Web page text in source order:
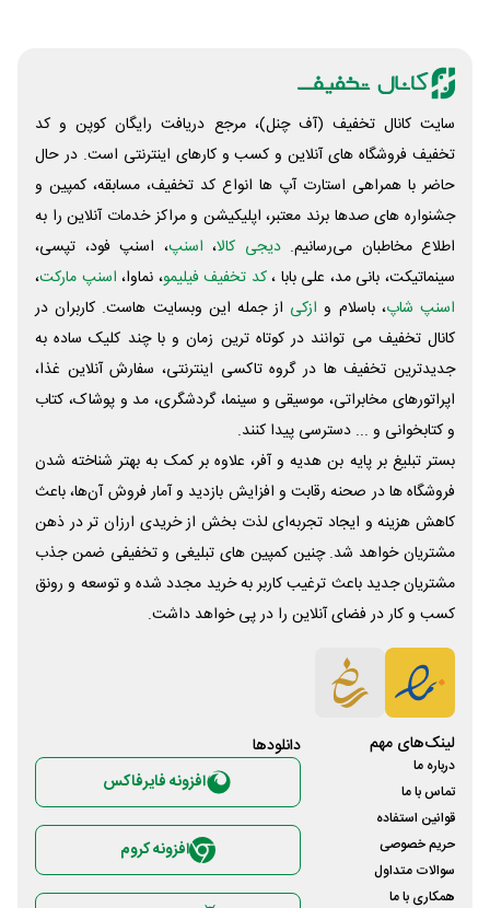
کلیک کنید.
سایت کانال تخفیف (آف چنل)، مرجع دریافت رایگان کوپن و کد
تخفیف فروشگاه های آنلاین و کسب و‌ کارهای اینترنتی است. در حال
حاضر با همراهی استارت آپ ها انواع کد تخفیف، مسابقه، کمپین و
جشنواره های صدها برند معتبر، اپلیکیشن و مراکز خدمات آنلاین را به
اطلاع مخاطبان می‌رسانیم. دیجی کالا، اسنپ، اسنپ فود، تپسی،
سینماتیکت، بانی مد، علی‌ بابا ،کد تخفیف فیلیمو، نماوا، اسنپ مارکت،
اسنپ شاپ، باسلام و ازکی از جمله این وبسایت ‌هاست. کاربران در
کانال تخفیف می توانند در کوتاه ترین زمان و با چند کلیک ساده به
جدیدترین تخفیف ها در گروه تاکسی اینترنتی، سفارش آنلاین غذا،
اپراتورهای مخابراتی، موسیقی و سینما، گردشگری، مد و پوشاک، کتاب
و کتابخوانی و ... دسترسی پیدا کنند.
بستر تبلیغ بر پایه بن هدیه و آفر، علاوه بر کمک به بهتر شناخته شدن
فروشگاه ها در صحنه رقابت و افزایش بازدید و آمار فروش آن‌ها، باعث
کاهش هزینه و ایجاد تجربه‌ای لذت بخش از خریدی ارزان تر در ذهن
مشتریان خواهد شد. چنین کمپین های تبلیغی و تخفیفی ضمن جذب
مشتریان جدید باعث ترغیب کاربر به خرید مجدد شده و توسعه و رونق
کسب و کار در فضای آنلاین را در پی خواهد داشت.
لینک‌های مهم
درباره ما
تماس با ما
قوانین استفاده
حریم خصوصی
سوالات متداول
همکاری با ما
دانلود‌ها
افزونه فایرفاکس
افزونه کروم